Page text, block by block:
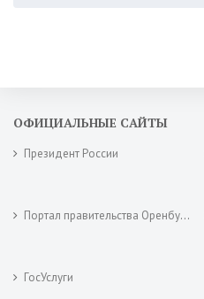
ОФИЦИАЛЬНЫЕ САЙТЫ
Президент России
Портал правительства Оренбургской области
ГосУслуги